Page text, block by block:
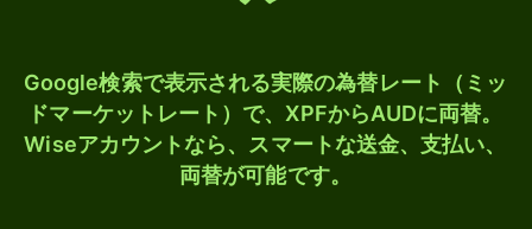
Google検索で表示される実際の為替レート（ミッ
ドマーケットレート）で、XPFからAUDに両替。
Wiseアカウントなら、スマートな送金、支払い、
両替が可能です。